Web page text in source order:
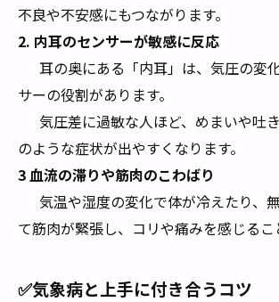
不良や不安感にもつながります。
2. 内耳のセンサーが敏感に反応
耳の奥にある「内耳」は、気圧の変
サーの役割があります。
気圧差に過敏な人ほど、めまいや吐
のような症状が出やすくなります。
3 血流の滞りや筋肉のこわばり
気温や湿度の変化で体が冷えたり、
て筋肉が緊張し、コリや痛みを感じるこ
✅気象病と上手に付き合うコツ